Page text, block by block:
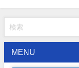
MENU